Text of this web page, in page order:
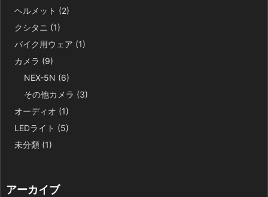
ヘルメット (2)
クシタニ (1)
バイク用ウェア (1)
カメラ (9)
NEX-5N (6)
その他カメラ (3)
オーディオ (1)
LEDライト (5)
未分類 (1)
アーカイブ